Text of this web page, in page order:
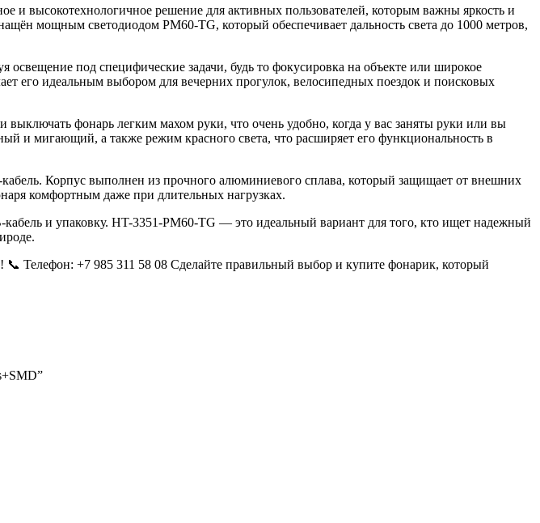
высокотехнологичное решение для активных пользователей, которым важны яркость и
мощным светодиодом PM60-TG, который обеспечивает дальность света до 1000 метров,
под специфические задачи, будь то фокусировка на объекте или широкое
его идеальным выбором для вечерних прогулок, велосипедных поездок и поисковых
фонарь легким махом руки, что очень удобно, когда у вас заняты руки или вы
и мигающий, а также режим красного света, что расширяет его функциональность в
Корпус выполнен из прочного алюминиевого сплава, который защищает от внешних
комфортным даже при длительных нагрузках.
и упаковку. HT-3351-PM60-TG — это идеальный вариант для того, кто ищет надежный
Телефон: +7 985 311 58 08 Сделайте правильный выбор и купите фонарик, который